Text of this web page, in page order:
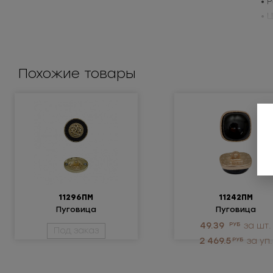
•
Похожие товары
11296ПМ
Пуговица
металлическая
Под заказ
11242ПМ
Пуговица
металлическая
49.39 РУБ за шт.
2 469.5 РУБ за уп.